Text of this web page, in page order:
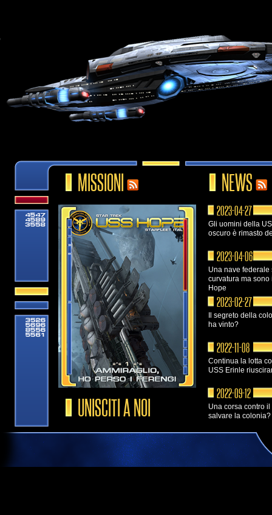
MISSIONI
UNISCITI A NOI
NEWS
2023-04-27
Gli uomini della
oscuro è rimasto
2023-04-06
Una nave
curvatura ma
Hope2023-02-27
Il segreto della
ha vinto?
2022-11-08
Continua la lotta
USS Erinle
2022-09-12
Una corsa contro
salvare la colonia?